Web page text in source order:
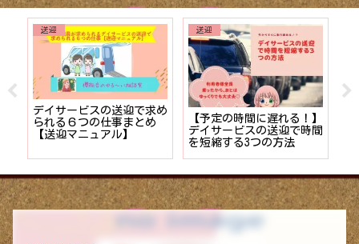
送迎
デイサービスの送迎で求め
られる６つの仕事まとめ
【送迎マニュアル】
送迎
【予定の時間に遅れる！】
デイサービスの送迎で時間
を短縮する3つの方法